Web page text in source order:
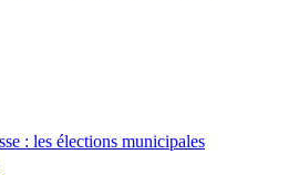
: les élections municipales